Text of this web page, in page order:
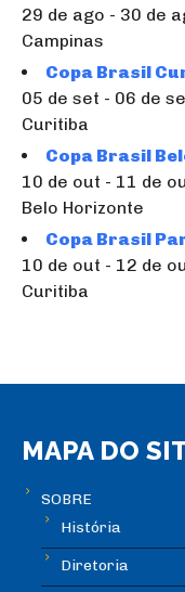
29 de ago - 30 de
Campinas
Copa Brasil
05 de set - 06 de
Curitiba
Copa Brasil
10 de out - 11 de
Belo Horizonte
Copa Brasil
10 de out - 12 de
Curitiba
MAPA DO
SOBRE
História
Diretoria